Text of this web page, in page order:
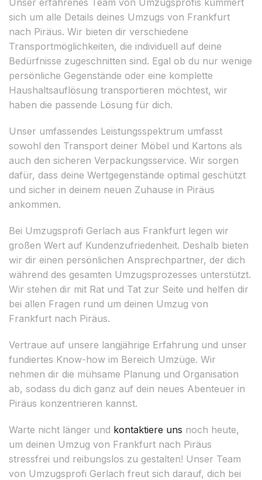
sich um alle Details deines Umzugs von Frankfurt
nach Piräus. Wir bieten dir verschiedene
Transportmöglichkeiten, die individuell auf deine
Bedürfnisse zugeschnitten sind. Egal ob du nur wenige
persönliche Gegenstände oder eine komplette
Haushaltsauflösung transportieren möchtest, wir
haben die passende Lösung für dich.
Unser umfassendes Leistungsspektrum umfasst
sowohl den Transport deiner Möbel und Kartons als
auch den sicheren Verpackungsservice. Wir sorgen
dafür, dass deine Wertgegenstände optimal geschützt
und sicher in deinem neuen Zuhause in Piräus
ankommen.
Bei Umzugsprofi Gerlach aus Frankfurt legen wir
großen Wert auf Kundenzufriedenheit. Deshalb bieten
wir dir einen persönlichen Ansprechpartner, der dich
während des gesamten Umzugsprozesses unterstützt.
Wir stehen dir mit Rat und Tat zur Seite und helfen dir
bei allen Fragen rund um deinen Umzug von
Frankfurt nach Piräus.
Vertraue auf unsere langjährige Erfahrung und unser
fundiertes Know-how im Bereich Umzüge. Wir
nehmen dir die mühsame Planung und Organisation
ab, sodass du dich ganz auf dein neues Abenteuer in
Piräus konzentrieren kannst.
Warte nicht länger und kontaktiere uns noch heute,
um deinen Umzug von Frankfurt nach Piräus
stressfrei und reibungslos zu gestalten! Unser Team
von Umzugsprofi Gerlach freut sich darauf, dich bei